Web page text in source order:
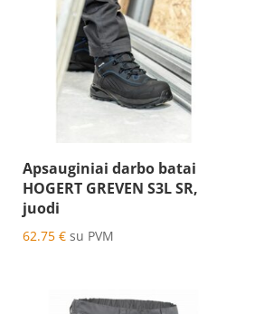
Apsauginiai darbo batai
HOGERT GREVEN S3L SR,
juodi
62.75 € su PVM